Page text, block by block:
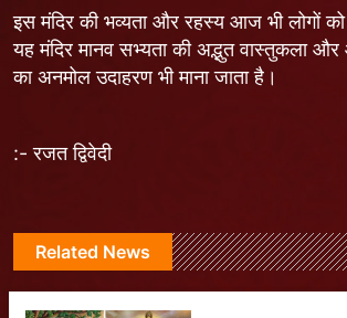
इस मंदिर की भव्यता और रहस्य आज भी लोगों
यह मंदिर मानव सभ्यता की अद्भुत वास्तुकला और
का अनमोल उदाहरण भी माना जाता है।
:- रजत द्विवेदी
Related News